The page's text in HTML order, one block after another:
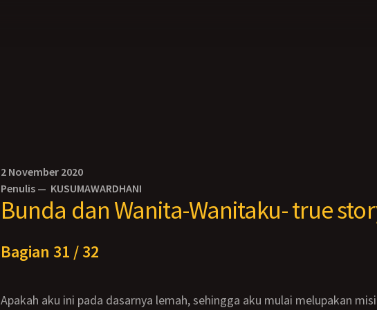
2 November 2020
Penulis — KUSUMAWARDHANI
Bunda dan Wanita-Wanitaku- true
Bagian 31 / 32
Apakah aku ini pada dasarnya lemah, sehingga aku mulai melupakan misi utamaku